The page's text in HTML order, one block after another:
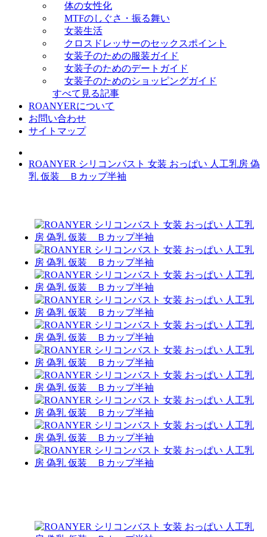
体の女性化
MTFのしぐさ・振る舞い
女装生活
クロスドレッサーのセックスポイント
女装子のための服装ガイド
女装子のためのデートガイド
女装子のためのショッピングガイド
すべて見る記事
ROANYERについて
お問い合わせ
サイトマップ
ROANYER シリコンバスト 女装 おっぱい 人工乳房 偽
乳 仮装 Ｂカップ半袖